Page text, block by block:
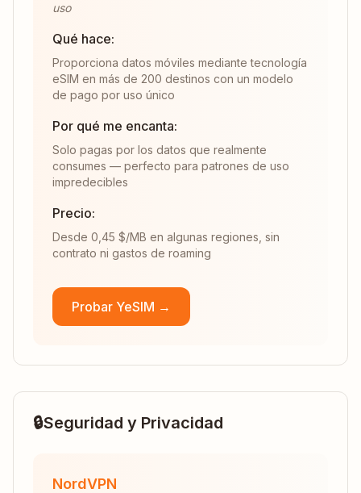
uso
Qué hace:
Proporciona datos móviles mediante tecnología
eSIM en más de 200 destinos con un modelo
de pago por uso único
Por qué me encanta:
Solo pagas por los datos que realmente
consumes — perfecto para patrones de uso
impredecibles
Precio:
Desde 0,45 $/MB en algunas regiones, sin
contrato ni gastos de roaming
Probar YeSIM →
🔒Seguridad y Privacidad
NordVPN